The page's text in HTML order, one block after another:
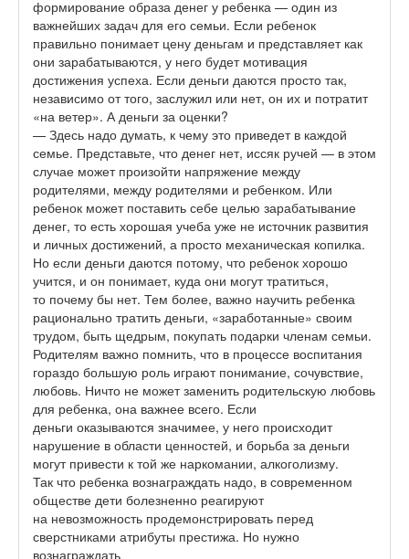
формирование образа денег у ребенка — один из
важнейших задач для его семьи. Если ребенок
правильно понимает цену деньгам и представляет как
они зарабатываются, у него будет мотивация
достижения успеха. Если деньги даются просто так,
независимо от того, заслужил или нет, он их и потратит
«на ветер». А деньги за оценки?
— Здесь надо думать, к чему это приведет в каждой
семье. Представьте, что денег нет, иссяк ручей — в этом
случае может произойти напряжение между
родителями, между родителями и ребенком. Или
ребенок может поставить себе целью зарабатывание
денег, то есть хорошая учеба уже не источник развития
и личных достижений, а просто механическая копилка.
Но если деньги даются потому, что ребенок хорошо
учится, и он понимает, куда они могут тратиться,
то почему бы нет. Тем более, важно научить ребенка
рационально тратить деньги, «заработанные» своим
трудом, быть щедрым, покупать подарки членам семьи.
Родителям важно помнить, что в процессе воспитания
гораздо большую роль играют понимание, сочувствие,
любовь. Ничто не может заменить родительскую любовь
для ребенка, она важнее всего. Если
деньги оказываются значимее, у него происходит
нарушение в области ценностей, и борьба за деньги
могут привести к той же наркомании, алкоголизму.
Так что ребенка вознаграждать надо, в современном
обществе дети болезненно реагируют
на невозможность продемонстрировать перед
сверстниками атрибуты престижа. Но нужно
вознаграждать